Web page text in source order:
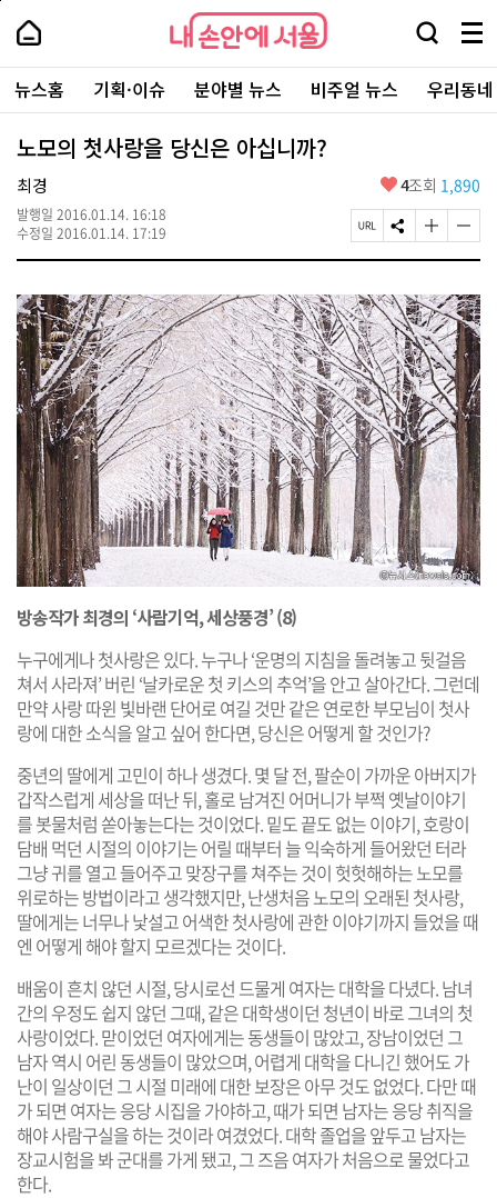
본
로
가
내
손
안
에
서
울
-
서
울
시
대
표
소
포
털
내
손
에
울
검
창
열
기
메
뉴
전
체
보
주
요
서
뉴스홈 기획·이슈 분야별 뉴스 비주얼 뉴스 우리동
노모의 첫사랑을 당신은 아십니까?
최경
발행일 2016.01.14. 16:18
수정일 2016.01.14. 17:19
좋
요
4조회 1,890
페
이
U
R
L
복
사
S
N
공
유
하
기
글
자
기
크
게
변
경
하
기
글
자
기
작
게
변
경
하
기
방송작가 최경의 ‘사람기억, 세상풍경’ (8)
누구에게나 첫사랑은 있다. 누구나 ‘운명의 지침을 돌려놓고 뒷걸음
쳐서 사라져’ 버린 ‘날카로운 첫 키스의 추억’을 안고 살아간다. 그런데
만약 사랑 따윈 빛바랜 단어로 여길 것만 같은 연로한 부모님이 첫사
랑에 대한 소식을 알고 싶어 한다면, 당신은 어떻게 할 것인가?
중년의 딸에게 고민이 하나 생겼다. 몇 달 전, 팔순이 가까운 아버지가
갑작스럽게 세상을 떠난 뒤, 홀로 남겨진 어머니가 부쩍 옛날이야기
를 봇물처럼 쏟아놓는다는 것이었다. 밑도 끝도 없는 이야기, 호랑이
담배 먹던 시절의 이야기는 어릴 때부터 늘 익숙하게 들어왔던 터라
그냥 귀를 열고 들어주고 맞장구를 쳐주는 것이 헛헛해하는 노모를
위로하는 방법이라고 생각했지만, 난생처음 노모의 오래된 첫사랑,
딸에게는 너무나 낯설고 어색한 첫사랑에 관한 이야기까지 들었을 때
엔 어떻게 해야 할지 모르겠다는 것이다.
배움이 흔치 않던 시절, 당시로선 드물게 여자는 대학을 다녔다. 남녀
간의 우정도 쉽지 않던 그때, 같은 대학생이던 청년이 바로 그녀의 첫
사랑이었다. 맏이었던 여자에게는 동생들이 많았고, 장남이었던 그
남자 역시 어린 동생들이 많았으며, 어렵게 대학을 다니긴 했어도 가
난이 일상이던 그 시절 미래에 대한 보장은 아무 것도 없었다. 다만 때
가 되면 여자는 응당 시집을 가야하고, 때가 되면 남자는 응당 취직을
해야 사람구실을 하는 것이라 여겼었다. 대학 졸업을 앞두고 남자는
장교시험을 봐 군대를 가게 됐고, 그 즈음 여자가 처음으로 물었다고
한다.
페
상
단
로